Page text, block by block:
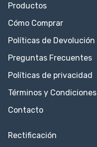
Productos
Cómo Comprar
Políticas de Devolución
Preguntas Frecuentes
Políticas de privacidad
Términos y Condiciones
Contacto
Rectificación